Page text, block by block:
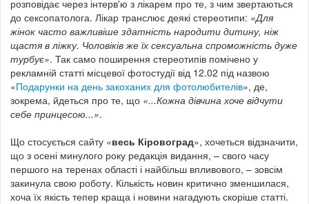
розповідає через інтерв'ю з лікарем про те, з чим звертаються
до сексопатолога. Лікар транслює деякі стереотипи: «Для
жінок часто важливіше здатність народити дитину, ніж
щастя в ліжку. Чоловіків же їх сексуальна спроможність дуже
турбує». Так само поширення стереотипів помічено у
рекламній статті місцевої фотостудії від 12.02 під назвою
«Подарунки на день закоханих для фотолюбителів», де,
зокрема, йдеться про те, що «...Кожна дівчина хоче відчути
себе принцесою...».
Що стосується сайту «весь Кіровоград», хочеться відзначити,
що з осені минулого року редакція видання, – свого часу
першого на теренах області і найбільш впливового, – зовсім
закинула свою роботу. Кількість новин критично зменшилася,
хоча їх якість тепер краща і новини нагадують скоріше статті.